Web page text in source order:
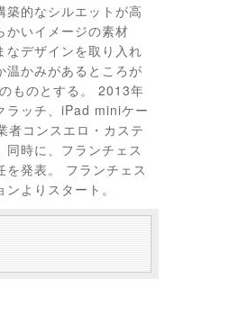
築的なシルエットが高
かいイメージの素材
なデザインを取り入れ
温かみがあるところが
ものとする。 2013年
ラッチ、iPad miniケー
者コンスエロ・カステ
同時に、フランチェス
を発表。 フランチェス
よりスタート。